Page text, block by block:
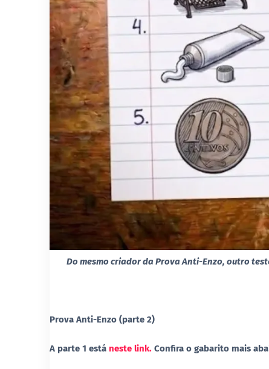
Do mesmo criador da Prova Anti-Enzo, outro
Prova Anti-Enzo (parte 2)
A parte 1 está neste link. Confira o gabarito mais